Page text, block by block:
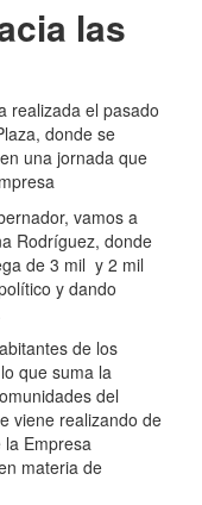
las
realizada el pasado
donde se
una jornada que
vamos a
Rodríguez, donde
de 3 mil y 2 mil
y dando
de los
que suma la
del
viene realizando de
la Empresa
materia de